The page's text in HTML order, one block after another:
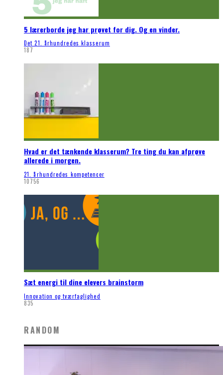
5 lærerborde jeg har prøvet for dig. Og en vinder.
Det 21. århundredes klasserum
187
Hvad er det tænkende klasserum? Tre ting du kan afprøve
allerede i morgen.
21. århundredes kompetencer
10756
Sæt energi til dine elevers brainstorm
Innovation og tværfaglighed
835
RANDOM